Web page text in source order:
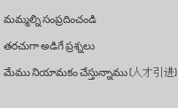
మమ్మల్ని సంప్రదించండి
తరచుగా అడిగే ప్రశ్నలు
మేము నియామకం చేస్తున్నాము (人才引进)